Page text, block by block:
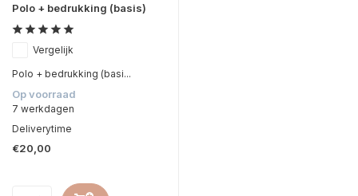
Polo + bedrukking (basis)
Vergelijk
Polo + bedrukking (basi...
Op voorraad
7 werkdagen
Deliverytime
€20,00